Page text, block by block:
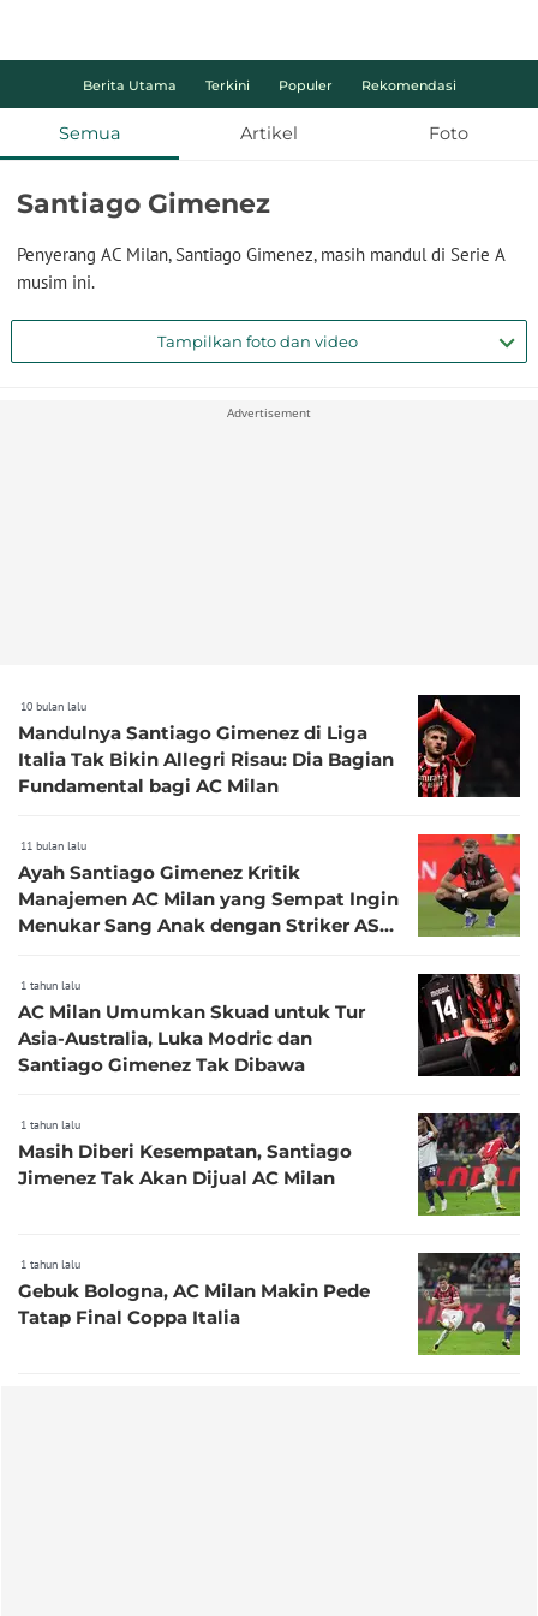
Berita Utama Terkini Populer Rekomendasi
Semua Artikel Foto
Santiago Gimenez
Penyerang AC Milan, Santiago Gimenez, masih mandul di Serie A
musim ini.
Tampilkan foto dan video
Advertisement
10 bulan lalu
Mandulnya Santiago Gimenez di Liga
Italia Tak Bikin Allegri Risau: Dia Bagian
Fundamental bagi AC Milan
11 bulan lalu
Ayah Santiago Gimenez Kritik
Manajemen AC Milan yang Sempat Ingin
Menukar Sang Anak dengan Striker AS
1 tahun lalu
AC Milan Umumkan Skuad untuk Tur
Asia-Australia, Luka Modric dan
Santiago Gimenez Tak Dibawa
1 tahun lalu
Masih Diberi Kesempatan, Santiago
Jimenez Tak Akan Dijual AC Milan
1 tahun lalu
Gebuk Bologna, AC Milan Makin Pede
Tatap Final Coppa Italia